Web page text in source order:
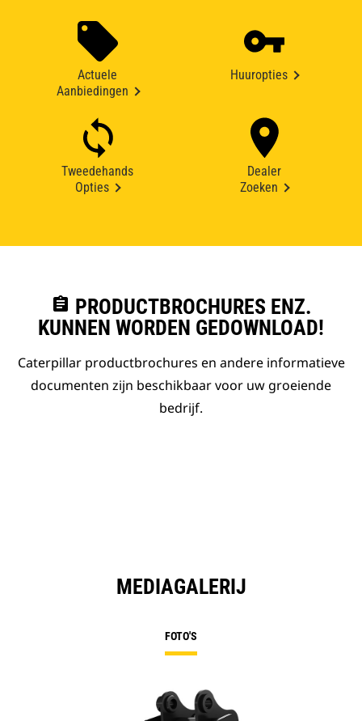
Actuele
Aanbiedingen
Huuropties
Tweedehands
Opties
Dealer
Zoeken
assignment PRODUCTBROCHURES ENZ.
KUNNEN WORDEN GEDOWNLOAD!
Caterpillar productbrochures en andere informatieve
documenten zijn beschikbaar voor uw groeiende
bedrijf.
MEDIAGALERIJ
FOTO'S